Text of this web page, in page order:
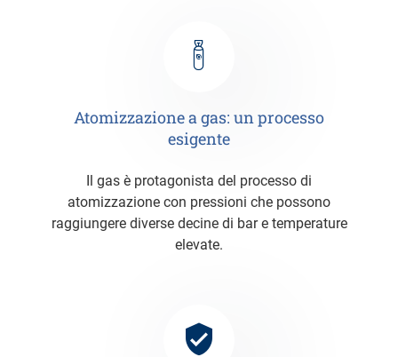
Atomizzazione a gas: un processo
esigente
Il gas è protagonista del processo di
atomizzazione con pressioni che possono
raggiungere diverse decine di bar e temperature
elevate.